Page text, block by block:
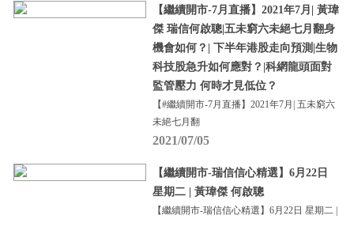
【繼續開市-7月直播】2021年7月| 黃瑋
傑 瑞信何啟聰|五未窮六未絕七月翻身
機會如何？| 下半年港股走向預測|生物
科技股急升如何應對？|科網龍頭面對
監管壓力 何時才見低位？
【#繼續開市-7月直播】2021年7月| 五未窮六
未絕七月翻
2021/07/05
【繼續開市-瑞信信心精選】6月22日
星期二 | 黃瑋傑 何啟聰
【繼續開市-瑞信信心精選】6月22日 星期二 |